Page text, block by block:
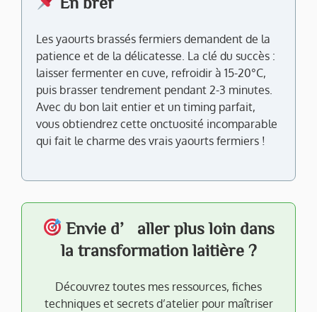
Les yaourts brassés fermiers demandent de la
patience et de la délicatesse. La clé du succès :
laisser fermenter en cuve, refroidir à 15-20°C,
puis brasser tendrement pendant 2-3 minutes.
Avec du bon lait entier et un timing parfait,
vous obtiendrez cette onctuosité incomparable
qui fait le charme des vrais yaourts fermiers !
Envie d’aller plus loin dans
la transformation laitière ?
Découvrez toutes mes ressources, fiches
techniques et secrets d’atelier pour maîtriser